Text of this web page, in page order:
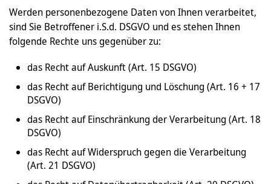
Werden personenbezogene Daten von Ihnen verarbeitet,
sind Sie Betroffener i.S.d. DSGVO und es stehen Ihnen
folgende Rechte uns gegenüber zu:
das Recht auf Auskunft (Art. 15 DSGVO)
das Recht auf Berichtigung und Löschung (Art. 16 + 17
DSGVO)
das Recht auf Einschränkung der Verarbeitung (Art. 18
DSGVO)
das Recht auf Widerspruch gegen die Verarbeitung
(Art. 21 DSGVO)